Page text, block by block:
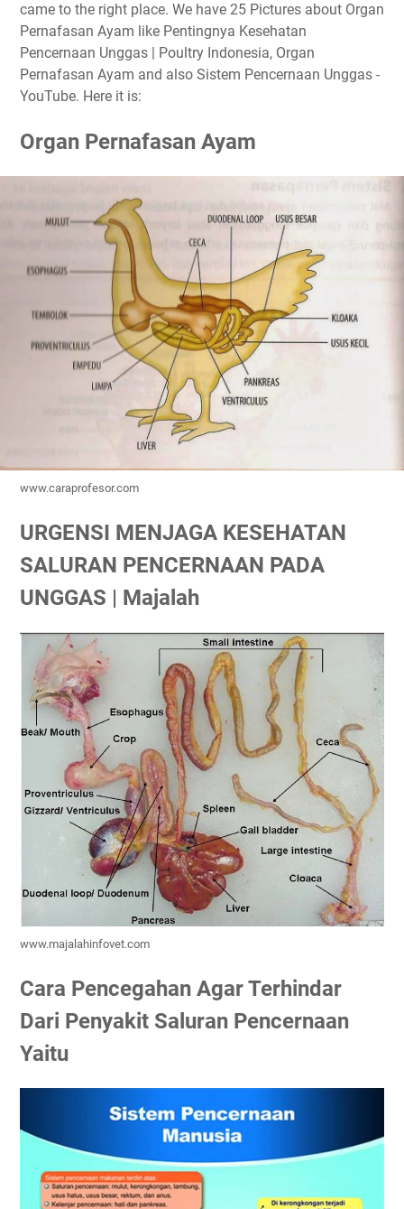
came to the right place. We have 25 Pictures about Organ
Pernafasan Ayam like Pentingnya Kesehatan
Pencernaan Unggas | Poultry Indonesia, Organ
Pernafasan Ayam and also Sistem Pencernaan Unggas -
YouTube. Here it is:
Organ Pernafasan Ayam
www.caraprofesor.com
URGENSI MENJAGA KESEHATAN
SALURAN PENCERNAAN PADA
UNGGAS | Majalah
www.majalahinfovet.com
Cara Pencegahan Agar Terhindar
Dari Penyakit Saluran Pencernaan
Yaitu